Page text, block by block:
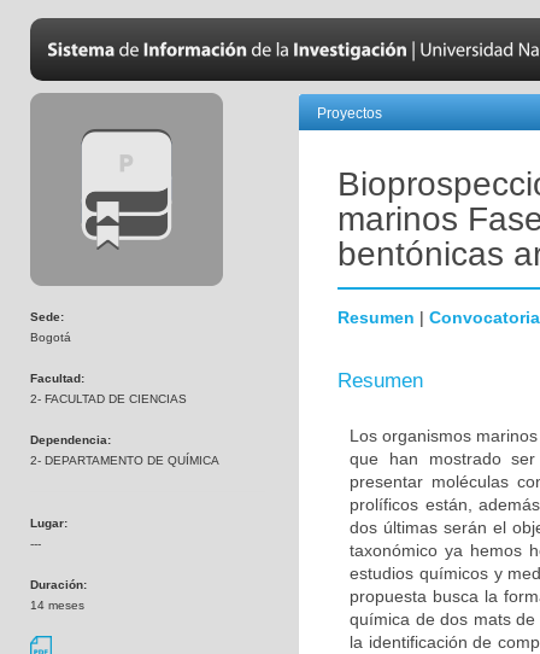
Sede:
Bogotá
Facultad:
2- FACULTAD DE CIENCIAS
Dependencia:
2- DEPARTAMENTO DE QUÍMICA
Lugar:
---
Duración:
14 meses
Proyectos
marinos
bentónicas
Resumen | Convocatoria
Resumen
Los organismos
que han mostrado
presentar moléculas
prolíficos están,
dos últimas serán el
taxonómico ya hemos
estudios químicos y
propuesta busca la
química de dos mats
la identificación de